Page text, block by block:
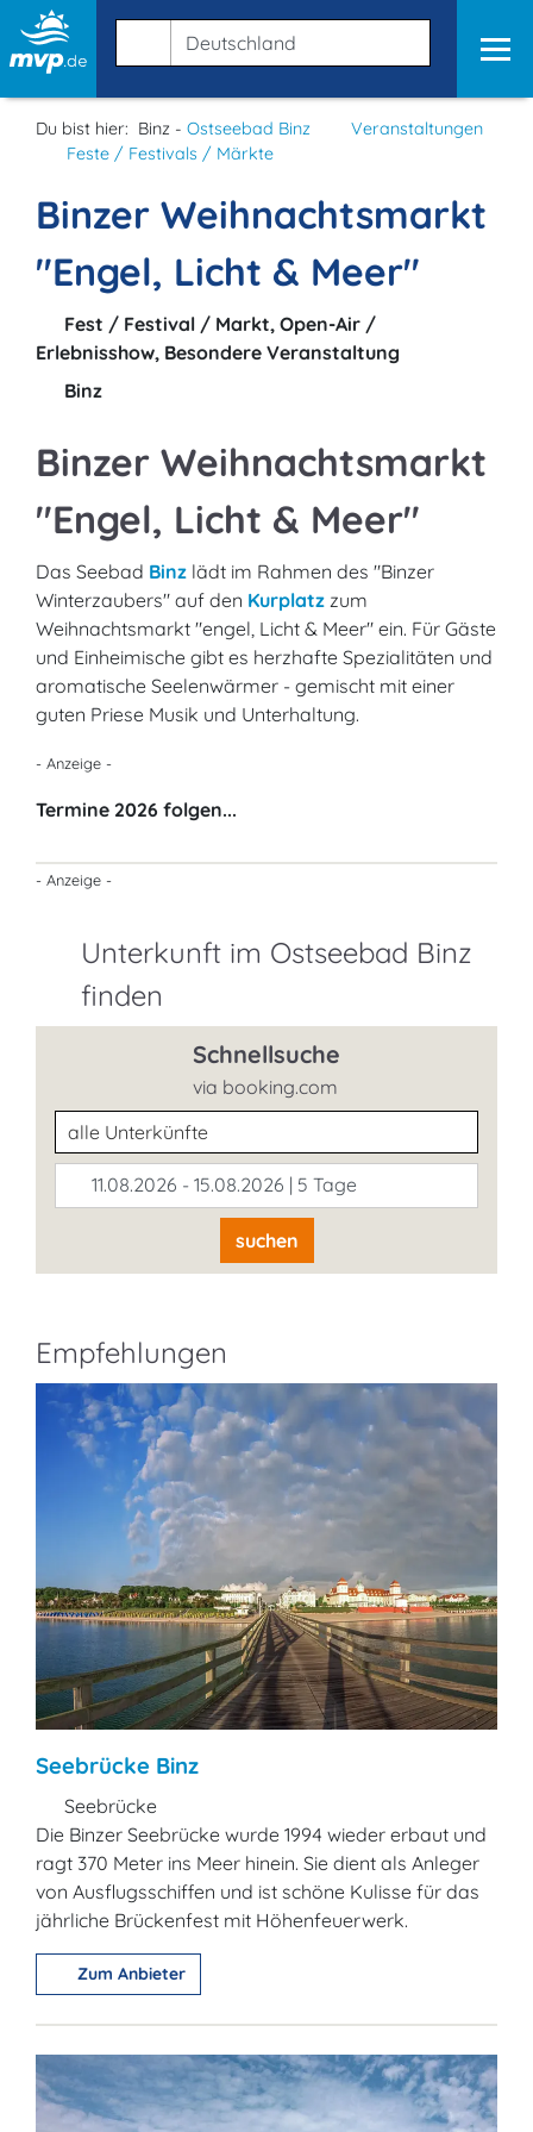
Du bist hier: Binz - Ostseebad Binz
Veranstaltungen
Feste / Festivals / Märkte
Binzer Weihnachtsmarkt
"Engel, Licht & Meer"
Fest / Festival / Markt, Open-Air /
Erlebnisshow, Besondere Veranstaltung
Binz
Binzer Weihnachtsmarkt
"Engel, Licht & Meer"
Das Seebad Binz lädt im Rahmen des "Binzer
Winterzaubers" auf den Kurplatz zum
Weihnachtsmarkt "engel, Licht & Meer" ein. Für Gäste
und Einheimische gibt es herzhafte Spezialitäten und
aromatische Seelenwärmer - gemischt mit einer
guten Priese Musik und Unterhaltung.
- Anzeige -
Termine 2026 folgen...
- Anzeige -
Unterkunft im Ostseebad Binz
finden
Schnellsuche
via booking.com
Unterkunftsart
11.08.2026 - 15.08.2026 | 5 Tage
suchen
Empfehlungen
Seebrücke Binz
Seebrücke
Die Binzer Seebrücke wurde 1994 wieder erbaut und
ragt 370 Meter ins Meer hinein. Sie dient als Anleger
von Ausflugsschiffen und ist schöne Kulisse für das
jährliche Brückenfest mit Höhenfeuerwerk.
Zum Anbieter